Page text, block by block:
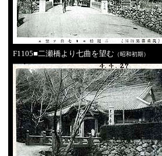
F1105■二瀬橋より七曲を望む （昭和初期）